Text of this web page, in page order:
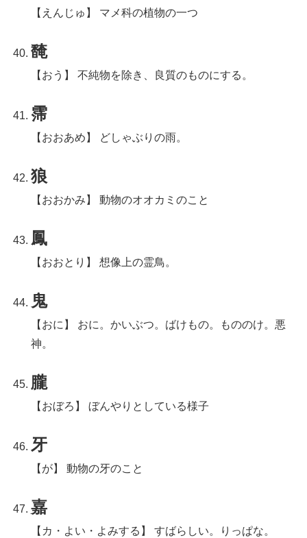
【えんじゅ】 マメ科の植物の一つ
馣
【おう】 不純物を除き、良質のものにする。
霈
【おおあめ】 どしゃぶりの雨。
狼
【おおかみ】 動物のオオカミのこと
鳳
【おおとり】 想像上の霊鳥。
鬼
【おに】 おに。かいぶつ。ばけもの。もののけ。悪
神。
朧
【おぼろ】 ぼんやりとしている様子
牙
【が】 動物の牙のこと
嘉
【カ・よい・よみする】 すばらしい。りっぱな。